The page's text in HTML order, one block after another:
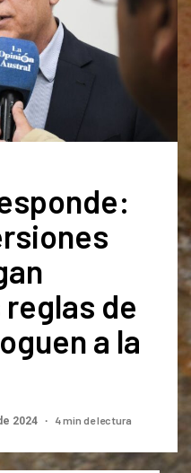
de
a la
2024 4 min de lectura